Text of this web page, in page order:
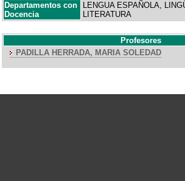
Departamentos con
Docencia
LENGUA ESPAÑOLA,
LITERATURA
Profesores
PADILLA HERRADA, MARIA SOLEDAD